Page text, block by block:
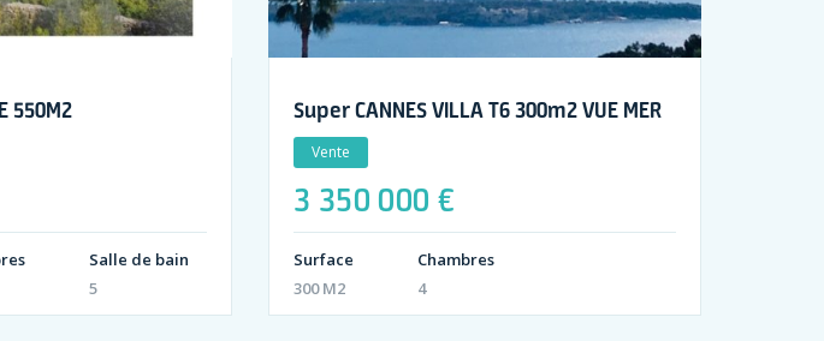
550M2
Salle de bain
5
Super CANNES VILLA T6 300m2 VUE MER
Vente
3 350 000 €
Surface
300 M2
Chambres
4